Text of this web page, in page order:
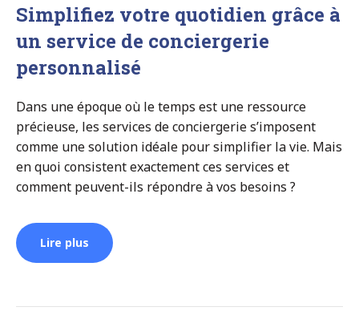
Simplifiez votre quotidien grâce à
un service de conciergerie
personnalisé
Dans une époque où le temps est une ressource
précieuse, les services de conciergerie s’imposent
comme une solution idéale pour simplifier la vie. Mais
en quoi consistent exactement ces services et
comment peuvent-ils répondre à vos besoins ?
Lire plus